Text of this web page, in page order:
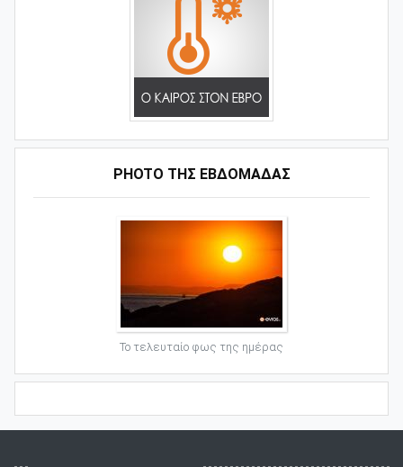
PHOTO ΤΗΣ ΕΒΔΟΜΑΔΑΣ
Το τελευταίο φως της ημέρας